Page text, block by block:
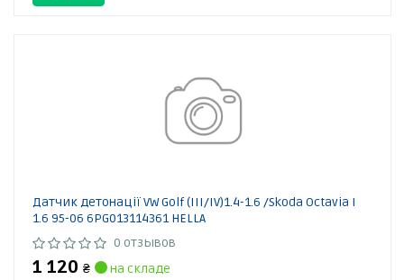
Датчик детонації VW Golf (III/IV)1.4-1.6 /Skoda Octavia I
1.6 95-06 6PG013114361 HELLA
0 отзывов
1 120 ₴
на складе